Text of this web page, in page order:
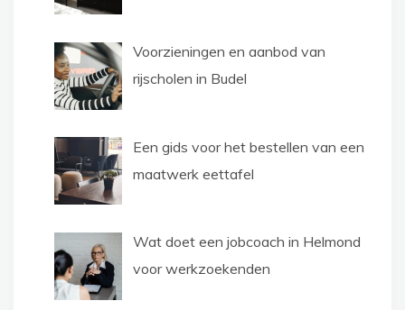
Voorzieningen en aanbod van
rijscholen in Budel
Een gids voor het bestellen van een
maatwerk eettafel
Wat doet een jobcoach in Helmond
voor werkzoekenden